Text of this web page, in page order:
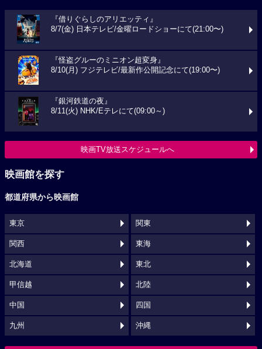
『借りぐらしのアリエッティ』
8/7(金) 日本テレビ/金曜ロードショーにて(21:00〜)
『怪盗グルーのミニオン超変身』
8/10(月) フジテレビ/最新作公開記念にて(19:00〜)
『銀河鉄道の夜』
8/11(火) NHK/Eテレにて(09:00～)
映画TV放送スケジュールへ
映画館を探す
都道府県から映画館
東京 関東
関西 東海
北海道 東北
甲信越 北陸
中国 四国
九州 沖縄